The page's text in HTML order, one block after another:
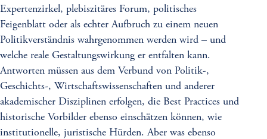
Expertenzirkel, plebiszitäres Forum, politisches
Feigenblatt oder als echter Aufbruch zu einem neuen
Politikverständnis wahrgenommen werden wird – und
welche reale Gestaltungswirkung er entfalten kann.
Antworten müssen aus dem Verbund von Politik-,
Geschichts-, Wirtschaftswissenschaften und anderer
akademischer Disziplinen erfolgen, die Best Practices und
historische Vorbilder ebenso einschätzen können, wie
institutionelle, juristische Hürden. Aber was ebenso